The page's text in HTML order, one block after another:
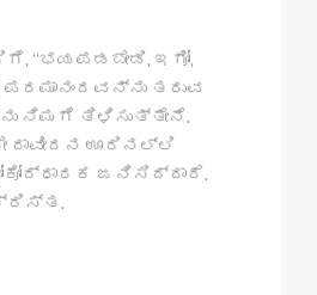
“ಭಯಪಡಬೇಡಿ, ಇಗೋ,
ತರುವ
ನಿಮಗೆ ತಿಳಿಸುತ್ತೇನೆ.
ದಾವೀದನ ಊರಿನಲ್ಲಿ
ಜನಿಸಿದ್ದಾರೆ.